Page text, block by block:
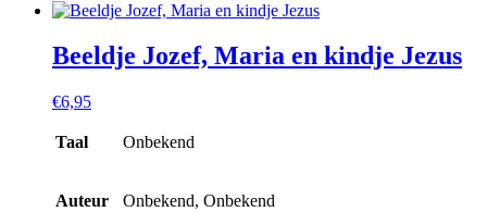
Beeldje Jozef, Maria en kindje Jezus
€6,95
Taal Onbekend
Auteur Onbekend, Onbekend